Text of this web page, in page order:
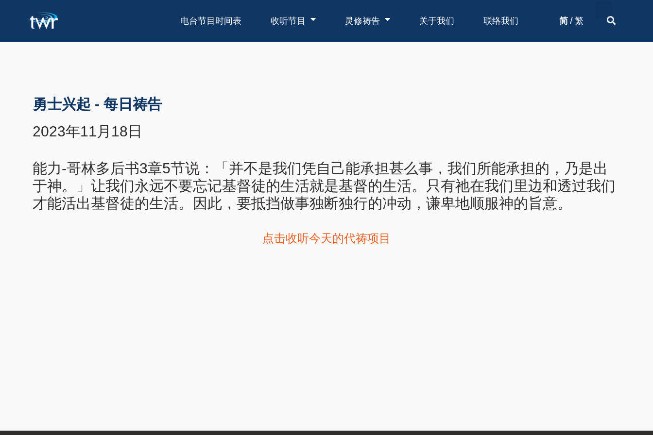
电台节目时间表 收听节目 灵修祷告 关于我们 联络我们 简 / 繁
勇士兴起 - 每日祷告
2023年11月18日
能力-哥林多后书3章5节说：「并不是我们凭自己能承担甚么事，我们所能承担的，乃是出
于神。」让我们永远不要忘记基督徒的生活就是基督的生活。只有祂在我们里边和透过我们
才能活出基督徒的生活。因此，要抵挡做事独断独行的冲动，谦卑地顺服神的旨意。
点击收听今天的代祷项目